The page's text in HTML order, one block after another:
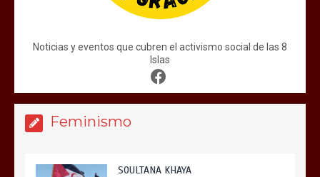
Noticias y eventos que cubren el activismo social de las 8
Islas
Feminismo
SOULTANA KHAYA